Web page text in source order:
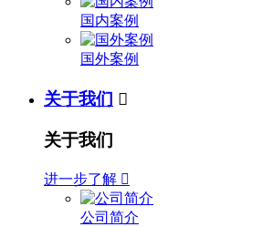
国内案例
国外案例
关于我们 
关于我们
进一步了解 
公司简介